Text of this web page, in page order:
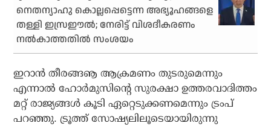
നെതന്യാഹു കൊല്ലപ്പെട്ടെന്ന അഭ്യൂഹങ്ങളെ
തള്ളി ഇസ്രഈല്‍; നേരിട്ട് വിശദീകരണം
നല്‍കാത്തതില്‍ സംശയം
ഇറാന്‍ തീരങ്ങൡ ആക്രമണം തുടരുമെന്നും
എന്നാല്‍ ഹോര്‍മുസിന്റെ സുരക്ഷാ ഉത്തരവാദിത്തം
മറ്റ് രാജ്യങ്ങള്‍ കൂടി ഏറ്റെടുക്കണമെന്നും ട്രംപ്
പറഞ്ഞു. ട്രൂത്ത് സോഷ്യലിലൂടെയായിരുന്നു